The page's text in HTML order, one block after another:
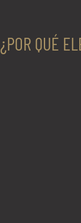
¿POR QUÉ